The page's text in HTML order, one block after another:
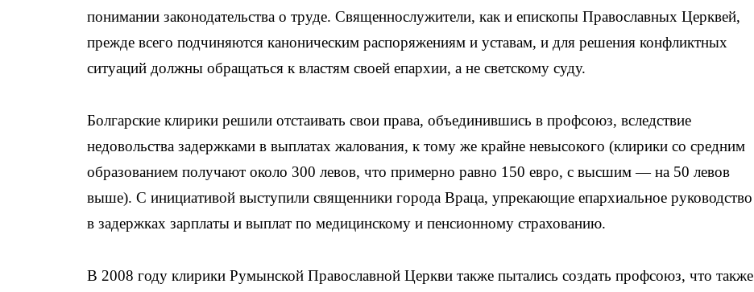
понимании законодательства о труде. Священнослужители, как и епископы Православных Церквей,
прежде всего подчиняются каноническим распоряжениям и уставам, и для решения конфликтных
ситуаций должны обращаться к властям своей епархии, а не светскому суду.
Болгарские клирики решили отстаивать свои права, объединившись в профсоюз, вследствие
недовольства задержками в выплатах жалования, к тому же крайне невысокого (клирики со средним
образованием получают около 300 левов, что примерно равно 150 евро, с высшим — на 50 левов
выше). С инициативой выступили священники города Враца, упрекающие епархиальное руководство
в задержках зарплаты и выплат по медицинскому и пенсионному страхованию.
В 2008 году клирики Румынской Православной Церкви также пытались создать профсоюз, что также